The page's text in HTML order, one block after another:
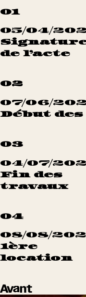
01
05/04/
de l’acte
02
07/06/
Début
03
04/07/
Fin des
travaux
04
08/08/
1ère
location
Avant